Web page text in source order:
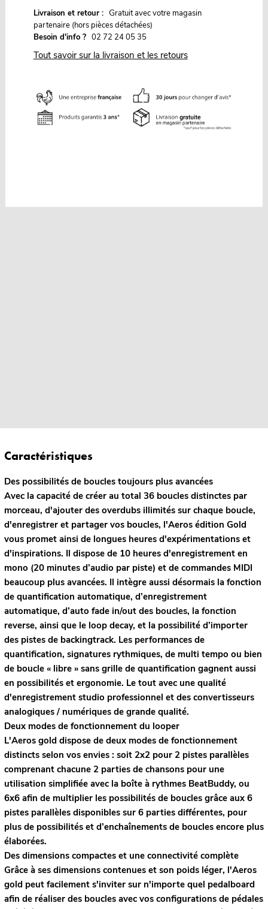
Livraison et retour : Gratuit avec votre magasin
partenaire (hors pièces détachées)
Besoin d'info ? 02 72 24 05 35
Tout savoir sur la livraison et les retours
Caractéristiques
Des possibilités de boucles toujours plus avancées
Avec la capacité de créer au total 36 boucles distinctes par
morceau, d'ajouter des overdubs illimités sur chaque boucle,
d'enregistrer et partager vos boucles, l'Aeros édition Gold
vous promet ainsi de longues heures d'expérimentations et
d'inspirations. Il dispose de 10 heures d'enregistrement en
mono (20 minutes d’audio par piste) et de commandes MIDI
beaucoup plus avancées. Il intègre aussi désormais la fonction
de quantification automatique, d’enregistrement
automatique, d’auto fade in/out des boucles, la fonction
reverse, ainsi que le loop decay, et la possibilité d’importer
des pistes de backingtrack. Les performances de
quantification, signatures rythmiques, de multi tempo ou bien
de boucle « libre » sans grille de quantification gagnent aussi
en possibilités et ergonomie. Le tout avec une qualité
d'enregistrement studio professionnel et des convertisseurs
analogiques / numériques de grande qualité.
Deux modes de fonctionnement du looper
L'Aeros gold dispose de deux modes de fonctionnement
distincts selon vos envies : soit 2x2 pour 2 pistes parallèles
comprenant chacune 2 parties de chansons pour une
utilisation simplifiée avec la boîte à rythmes BeatBuddy, ou
6x6 afin de multiplier les possibilités de boucles grâce aux 6
pistes parallèles disponibles sur 6 parties différentes, pour
plus de possibilités et d’enchaînements de boucles encore plus
élaborées.
Des dimensions compactes et une connectivité complète
Grâce à ses dimensions contenues et son poids léger, l'Aeros
gold peut facilement s'inviter sur n'importe quel pedalboard
afin de réaliser des boucles avec vos configurations de pédales